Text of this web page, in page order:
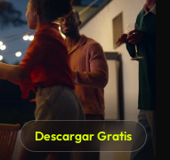
Descargar Gratis